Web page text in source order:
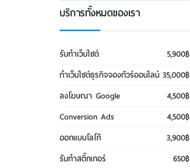
บริการทั้งหมดของเรา
รับทําเว็บไซต์
5,900฿
ทําเว็บไซต์ธุรกิจจองทัวร์ออนไลน์ 35,000฿
ลงโฆษณา Google
4,500฿
Conversion Ads
4,500฿
ออกแบบโลโก้
3,900฿
รับทําสติ๊กเกอร์
650฿